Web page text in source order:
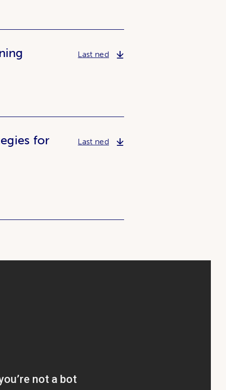
Last nedLøsninger for utfordringer i
for
Last nedDevelopment of